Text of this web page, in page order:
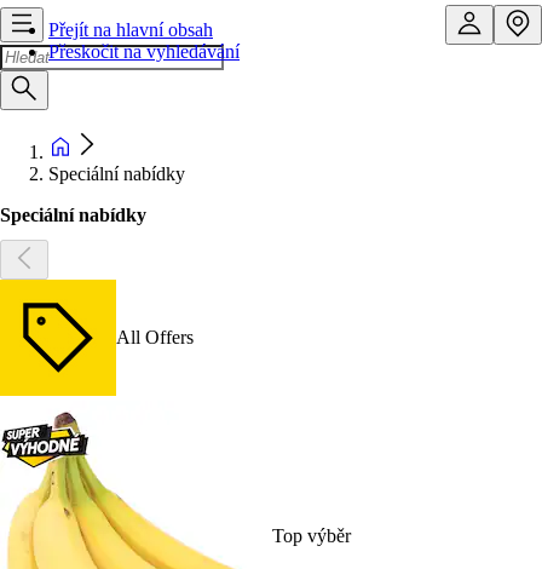
Přejít na hlavní obsah
Přeskočit na vyhledávání
Speciální nabídky
Speciální nabídky
All Offers
Top výběr